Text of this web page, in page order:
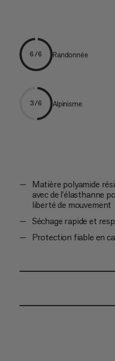
6/6 Randonnée
3/6 Alpinisme
Matière polyamide
avec de l’élasthanne
liberté de mouvement
Séchage rapide et
Protection fiable en